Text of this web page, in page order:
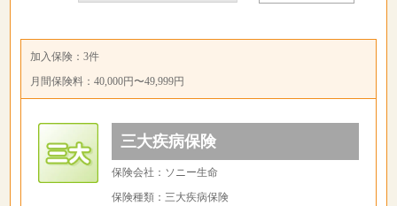
加入保険：3件
月間保険料：40,000円〜49,999円
三大疾病保険
保険会社：ソニー生命
保険種類：三大疾病保険